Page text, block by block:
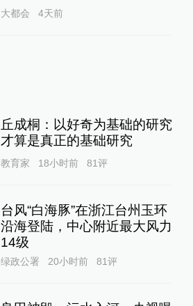
大都会 4天前
丘成桐：以好奇为基础的研究
才算是真正的基础研究
教育家 18小时前 81评
台风“白海豚”在浙江台州玉环
沿海登陆，中心附近最大风力
14级
绿政公署 20小时前 81评